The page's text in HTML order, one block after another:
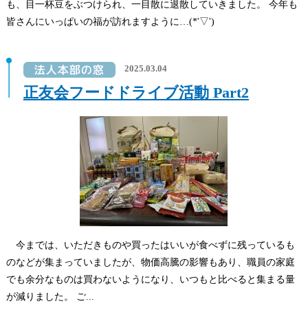
も、目一杯豆をぶつけられ、一目散に退散していきました。 今年も
皆さんにいっぱいの福が訪れますように…(*'▽')
2025.03.04
正友会フードドライブ活動 Part2
今までは、いただきものや買ったはいいが食べずに残っているも
のなどが集まっていましたが、物価高騰の影響もあり、職員の家庭
でも余分なものは買わないようになり、いつもと比べると集まる量
が減りました。 ご...